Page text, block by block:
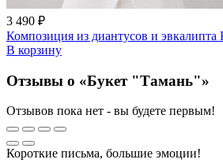
3 490 ₽
Композиция из диантусов и
В корзину
Отзывы о «Букет "Тамань"»
Отзывов пока нет - вы будете первым!
Короткие письма, большие эмоции!